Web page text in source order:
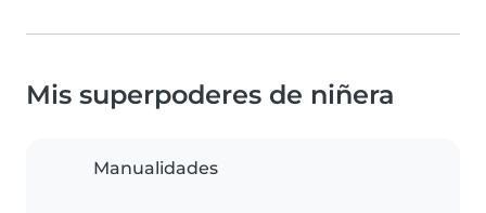
Mis superpoderes de niñera
Manualidades